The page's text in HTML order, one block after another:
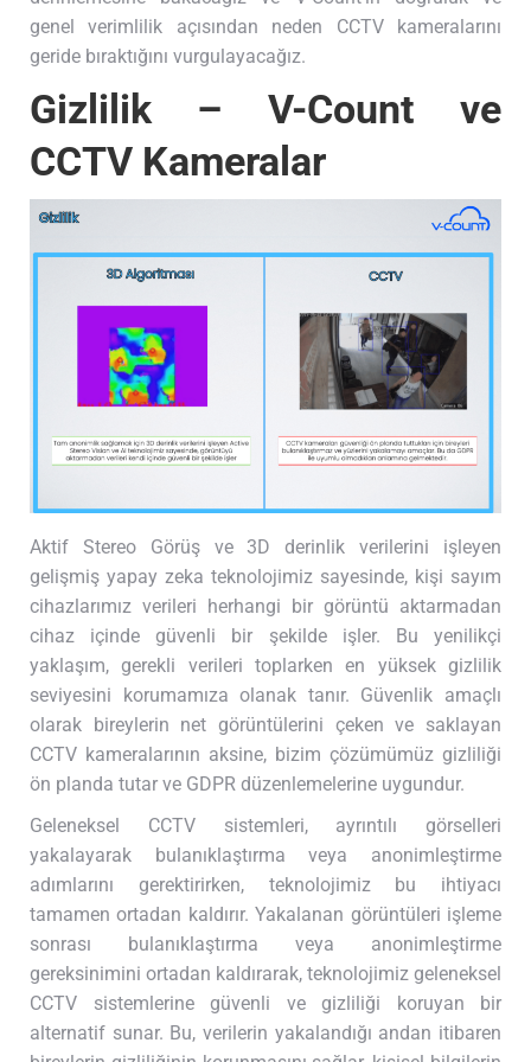
genel verimlilik açısından neden CCTV kameralarını
geride bıraktığını vurgulayacağız.
Gizlilik
– V-Count ve
CCTV Kameralar
Aktif Stereo Görüş ve 3D derinlik verilerini işleyen
gelişmiş yapay zeka teknolojimiz sayesinde, kişi sayım
cihazlarımız verileri herhangi bir görüntü aktarmadan
cihaz içinde güvenli bir şekilde işler. Bu yenilikçi
yaklaşım, gerekli verileri toplarken en yüksek gizlilik
seviyesini korumamıza olanak tanır. Güvenlik amaçlı
olarak bireylerin net görüntülerini çeken ve saklayan
CCTV kameralarının aksine, bizim çözümümüz gizliliği
ön planda tutar ve GDPR düzenlemelerine uygundur.
Geleneksel CCTV sistemleri, ayrıntılı görselleri
yakalayarak bulanıklaştırma veya anonimleştirme
adımlarını gerektirirken, teknolojimiz bu ihtiyacı
tamamen ortadan kaldırır. Yakalanan görüntüleri işleme
sonrası bulanıklaştırma veya anonimleştirme
gereksinimini ortadan kaldırarak, teknolojimiz geleneksel
CCTV sistemlerine güvenli ve gizliliği koruyan bir
alternatif sunar. Bu, verilerin yakalandığı andan itibaren